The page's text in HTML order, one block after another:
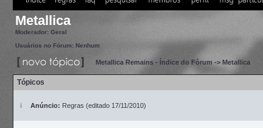
Metallica
Moderador: Geral
Usuários no Fórum: Nenhum
Metallica Remains - Índice do Fórum -> Metallica
Tópicos
Anúncio: Regras (editado 17/11/2010)